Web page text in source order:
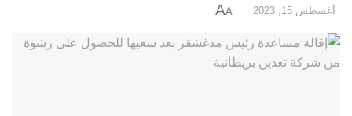
أغسطس 15, 2023 A
A